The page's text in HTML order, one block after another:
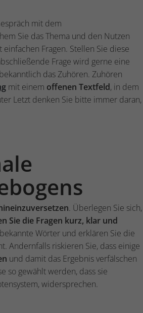
mit dem
Sie das Thema und den Nutzen
Fragen. Stellen Sie diese
Frage wird gerne eine
das Zuhören. Zuhören
mit einem offenen Textfeld, in dem
Letzt denken Sie bitte immer daran,
. Überlegen Sie sich,
Sie die Fragen kurz, klar und
Wörter und erklären Sie die
Andernfalls riskieren Sie, dass einige
und damit das Ergebnis verfälschen
so gewählt werden, dass sie
widersprechen.